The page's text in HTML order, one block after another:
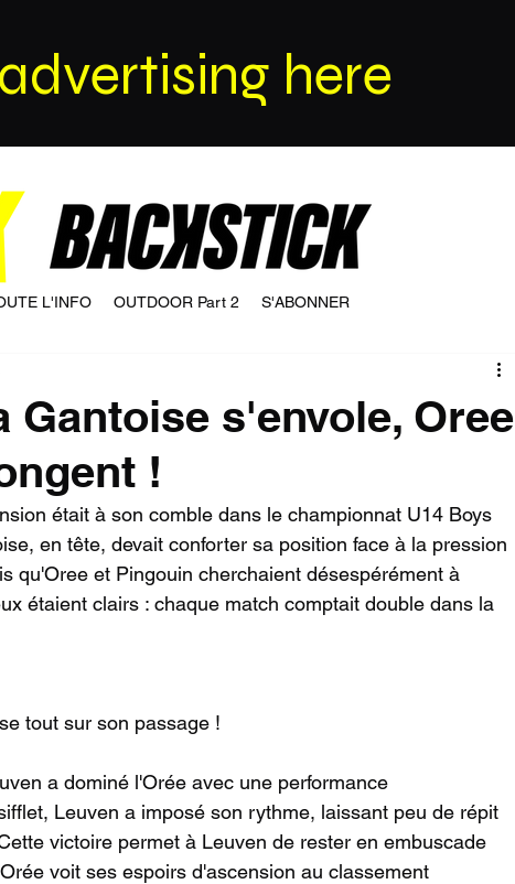
here
L'INFO OUTDOOR Part 2 S'ABONNER
Gantoise s'envole, Oree
!
était à son comble dans le championnat U14 Boys
en tête, devait conforter sa position face à la pression
qu'Oree et Pingouin cherchaient désespérément à
étaient clairs : chaque match comptait double dans la
tout sur son passage !
a dominé l'Orée avec une performance
Leuven a imposé son rythme, laissant peu de répit
victoire permet à Leuven de rester en embuscade
voit ses espoirs d'ascension au classement